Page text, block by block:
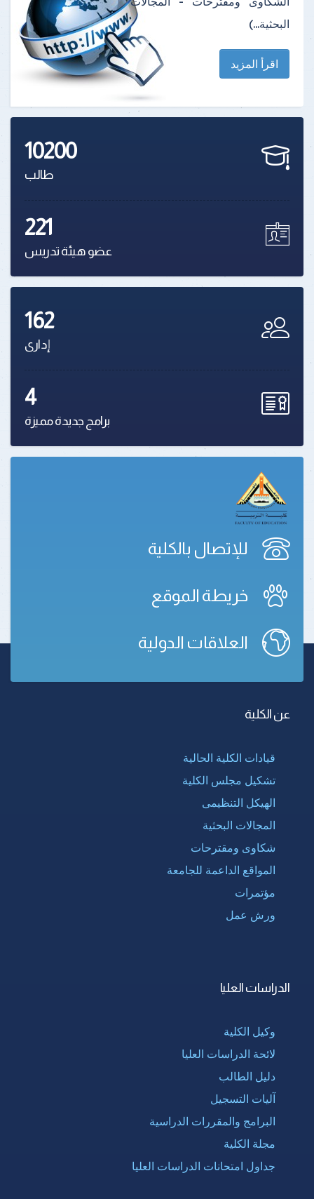
البحثية...)
اقرأ المزيد
10200
طالب
221
عضو هيئة تدريس
162
إدارى
4
برامج جديدة مميزة
للإتصال بالكلية
خريطة الموقع
العلاقات الدولية
عن الكلية
قيادات الكلية الحالية
تشكيل مجلس الكلية
الهيكل التنظيمى
المجالات البحثية
شكاوى ومقترحات
المواقع الداعمة للجامعة
مؤتمرات
ورش عمل
الدراسات العليا
وكيل الكلية
لائحة الدراسات العليا
دليل الطالب
آليات التسجيل
البرامج والمقررات الدراسية
مجلة الكلية
جداول امتحانات الدراسات العليا